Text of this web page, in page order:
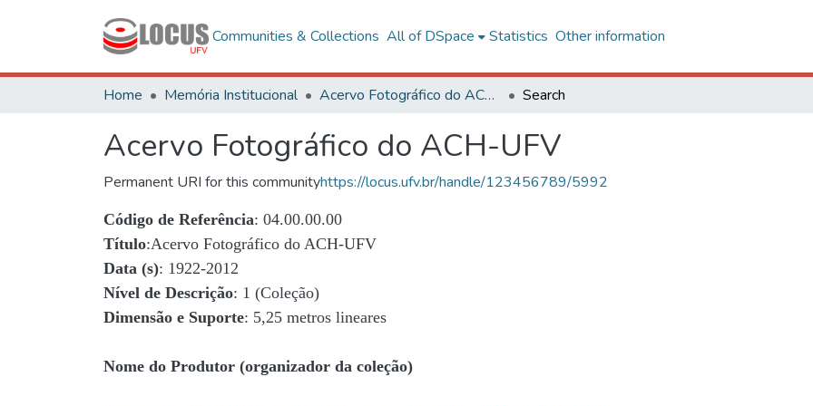
Communities & Collections All of DSpace Statistics Other information
Home Memória Institucional Acervo Fotográfico do ACH-UFV Search
Acervo Fotográfico do ACH-UFV
Permanent URI for this communityhttps://locus.ufv.br/handle/123456789/5992
Código de Referência: 04.00.00.00
Título:Acervo Fotográfico do ACH-UFV
Data (s): 1922-2012
Nível de Descrição: 1 (Coleção)
Dimensão e Suporte: 5,25 metros lineares
Nome do Produtor (organizador da coleção)